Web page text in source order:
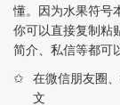
懂。因为水果符号
你可以直接复制粘
简介、私信等都可
在微信朋友圈
文